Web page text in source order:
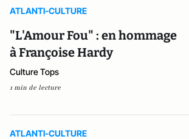
ATLANTI-CULTURE
"L'Amour Fou" : en hommage
à Françoise Hardy
Culture Tops
1 min de lecture
ATLANTI-CULTURE